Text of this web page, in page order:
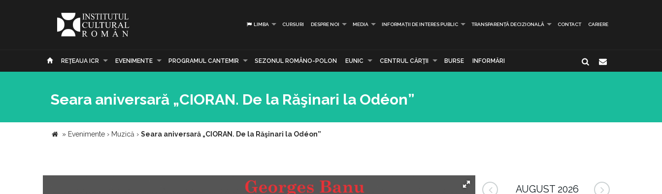
LIMBA CURSURI DESPRE NOI MEDIA INFORMAȚII DE INTERES PUBLIC TRANSPARENȚĂ DECIZIONALĂ CONTACT CARIERE
REŢEAUA ICR EVENIMENTE PROGRAMUL CANTEMIR SEZONUL ROMÂNO-POLON EUNIC CENTRUL CĂRŢII BURSE INFORMĂRI
Seara aniversară „CIORAN. De la Răşinari la Odéon”
» Evenimente › Muzică › Seara aniversară „CIORAN. De la Răşinari la Odéon”
AUGUST 2026